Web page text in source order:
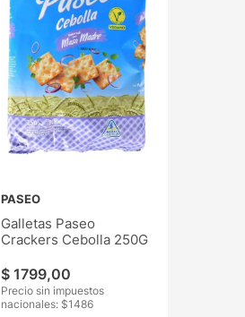
PASEO
Galletas Paseo
Crackers Cebolla 250G
$ 1799,00
Precio sin impuestos
nacionales: $1486